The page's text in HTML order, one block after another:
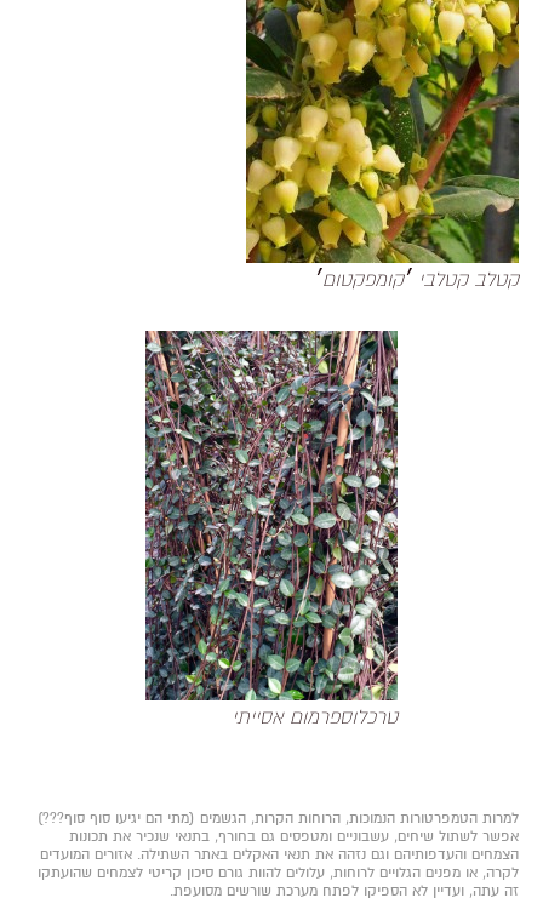
קטלב קטלבי ׳קומפקטום׳
טרכלוספרמום אסייתי
למרות הטמפרטורות הנמוכות, הרוחות הקרות, הגשמים (מתי הם יגיעו סוף סוף???)
אפשר לשתול שיחים, עשבוניים ומטפסים גם בחורף, בתנאי שנכיר את תכונות
הצמחים והעדפותיהם וגם נזהה את תנאי האקלים באתר השתילה. אזורים המועדים
לקרה, או מפנים הגלויים לרוחות, עלולים להוות גורם סיכון קריטי לצמחים שהועתקו
זה עתה, ועדיין לא הספיקו לפתח מערכת שורשים מסועפת.